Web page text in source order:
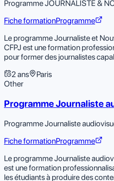
Programme JOURNALISTE &
Fiche formationProgramme
Le programme Journaliste et
CFPJ est une formation
pour former des journalistes
spécialisés, ateliers de
étudiants apprennent à
courtes, podcasts, formats
fondamentaux du journalisme
interview pour les réseaux
checking, création de podcasts
datajournalisme, ou encore
Les compétences développées
2 ans
Paris
Other
Programme Journaliste
Programme Journaliste
Fiche formationProgramme
Le programme Journaliste
est une formation
les étudiants à produire des